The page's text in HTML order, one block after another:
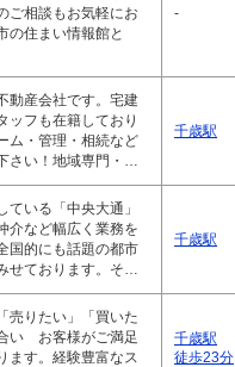
ご相談もお気軽にお
の住まい情報館と
-
動産会社です。宅建
ッフも在籍しており
ム・管理・相続など
さい！地域専門・…
千歳駅
いる「中央大通」
介など幅広く業務を
国的にも話題の都市
せております。そ…
千歳駅
売りたい」「買いた
い お客様がご満足
ます。経験豊富なス
千歳駅
徒歩23分